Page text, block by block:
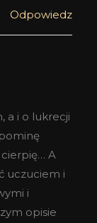
Odpowiedz
a i o lukrecji
A
uczuciem i
i
opisie